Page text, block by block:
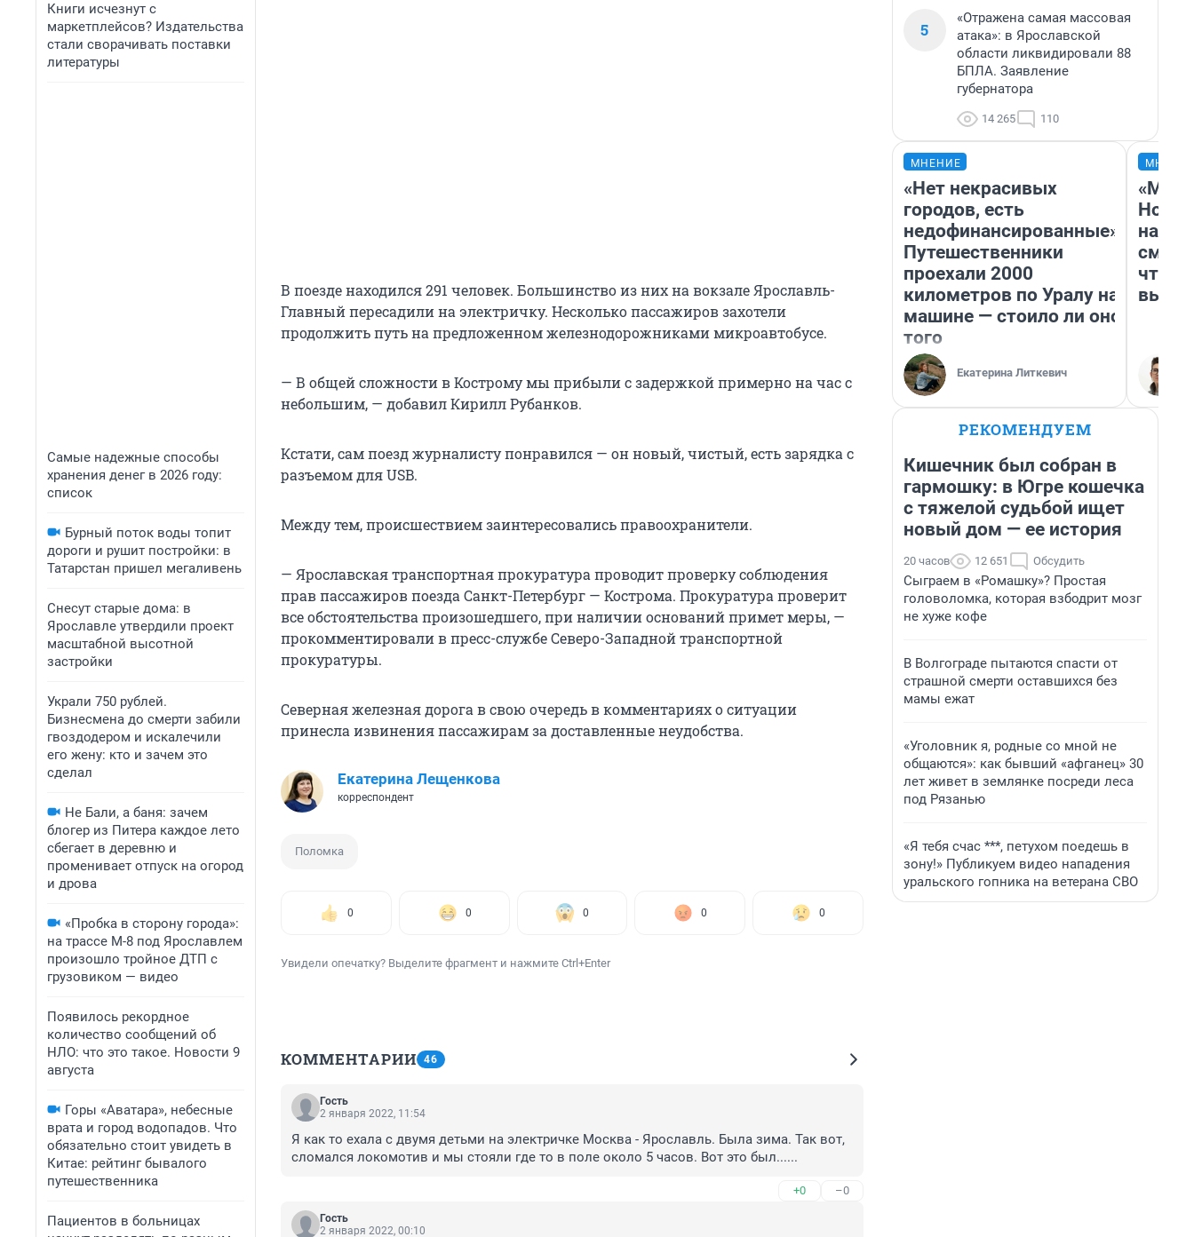
Книги исчезнут с
маркетплейсов? Издательства
стали сворачивать поставки
литературы
Самые надежные способы
хранения денег в 2026 году:
список
Бурный поток воды топит
дороги и рушит постройки: в
Татарстан пришел мегаливень
Снесут старые дома: в
Ярославле утвердили проект
масштабной высотной
застройки
Украли 750 рублей.
Бизнесмена до смерти забили
гвоздодером и искалечили
его жену: кто и зачем это
сделал
Не Бали, а баня: зачем
блогер из Питера каждое лето
сбегает в деревню и
променивает отпуск на огород
и дрова
«Пробка в сторону города»:
на трассе М-8 под Ярославлем
произошло тройное ДТП с
грузовиком — видео
Появилось рекордное
количество сообщений об
НЛО: что это такое. Новости 9
августа
Горы «Аватара», небесные
врата и город водопадов. Что
обязательно стоит увидеть в
Китае: рейтинг бывалого
путешественника
Пациентов в больницах
В поезде находился 291 человек. Большинство из них на вокзале Ярославль-
Главный пересадили на электричку. Несколько пассажиров захотели
продолжить путь на предложенном железнодорожниками микроавтобусе.
— В общей сложности в Кострому мы прибыли с задержкой примерно на час с
небольшим, — добавил Кирилл Рубанков.
Кстати, сам поезд журналисту понравился — он новый, чистый, есть зарядка с
разъемом для USB.
Между тем, происшествием заинтересовались правоохранители.
— Ярославская транспортная прокуратура проводит проверку соблюдения
прав пассажиров поезда Санкт-Петербург — Кострома. Прокуратура проверит
все обстоятельства произошедшего, при наличии оснований примет меры, —
прокомментировали в пресс-службе Северо-Западной транспортной
прокуратуры.
Северная железная дорога в свою очередь в комментариях о ситуации
принесла извинения пассажирам за доставленные неудобства.
Екатерина Лещенкова
корреспондент
Поломка
0 0 0 0 0
Увидели опечатку? Выделите фрагмент и нажмите Ctrl+Enter
КОММЕНТАРИИ 46
Гость
2 января 2022, 11:54
Я как то ехала с двумя детьми на электричке Москва - Ярославль. Была зима. Так вот,
сломался локомотив и мы стояли где то в поле около 5 часов. Вот это был......
+0 –0
Гость
2 января 2022, 00:10
5
«Отражена самая массовая
атака»: в Ярославской
области ликвидировали 88
БПЛА. Заявление
губернатора
14 265 110
МНЕНИЕ
«Нет некрасивых
городов, есть
недофинансированные».
Путешественники
проехали 2000
километров по Уралу на
машине — стоило ли оно
того
Екатерина Литкевич
«Мы
РЕКОМЕНДУЕМ
Кишечник был собран в
гармошку: в Югре кошечка
с тяжелой судьбой ищет
новый дом — ее история
20 часов 12 651 Обсудить
Сыграем в «Ромашку»? Простая
головоломка, которая взбодрит мозг
не хуже кофе
В Волгограде пытаются спасти от
страшной смерти оставшихся без
мамы ежат
«Уголовник я, родные со мной не
общаются»: как бывший «афганец» 30
лет живет в землянке посреди леса
под Рязанью
«Я тебя счас ***, петухом поедешь в
зону!» Публикуем видео нападения
уральского гопника на ветерана СВО